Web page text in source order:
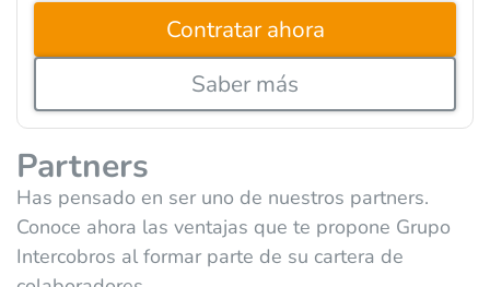
Contratar ahora
Saber más
Partners
Has pensado en ser uno de nuestros partners.
Conoce ahora las ventajas que te propone Grupo
Intercobros al formar parte de su cartera de